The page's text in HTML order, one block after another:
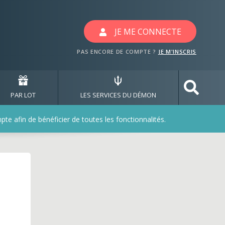
JE ME CONNECTE
PAS ENCORE DE COMPTE ? JE M'INSCRIS
PAR LOT LES SERVICES DU DÉMON
afin de bénéficier de toutes les fonctionnalités.